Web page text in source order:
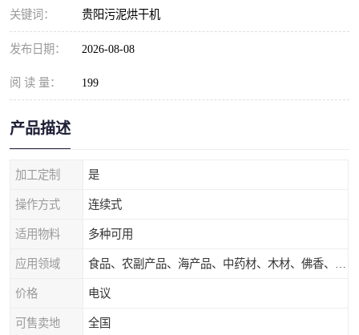
关键词： 贵阳污泥烘干机
发布日期： 2026-08-08
阅 读 量： 199
产品描述
加工定制 是
操作方式 连续式
适用物料 多种可用
应用领域
价格 电议
可售卖地 全国